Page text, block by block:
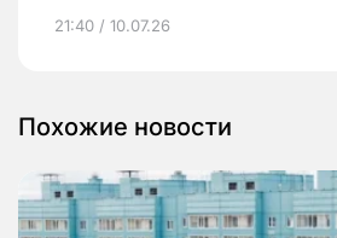
21:40 / 10.07.26
Похожие новости